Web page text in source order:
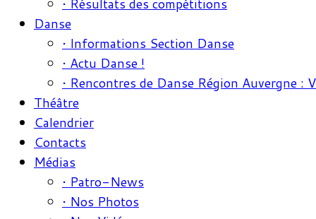
• Résultats des compétitions
Danse
• Informations Section Danse
• Actu Danse !
• Rencontres de Danse Région Auvergne :
Théâtre
Calendrier
Contacts
Médias
• Patro-News
• Nos Photos